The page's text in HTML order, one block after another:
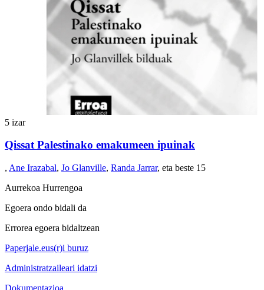
5 izar
Qissat Palestinako emakumeen ipuinak
, Ane Irazabal, Jo Glanville, Randa Jarrar, eta beste 15
Aurrekoa Hurrengoa
Egoera ondo bidali da
Errorea egoera bidaltzean
Paperjale.eus(r)i buruz
Administratzaileari idatzi
Dokumentazioa